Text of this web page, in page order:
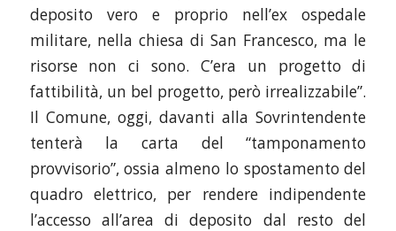
deposito vero e proprio nell’ex ospedale
militare, nella chiesa di San Francesco, ma le
risorse non ci sono. C’era un progetto di
fattibilità, un bel progetto, però irrealizzabile”.
Il Comune, oggi, davanti alla Sovrintendente
tenterà la carta del “tamponamento
provvisorio”, ossia almeno lo spostamento del
quadro elettrico, per rendere indipendente
l’accesso all’area di deposito dal resto del